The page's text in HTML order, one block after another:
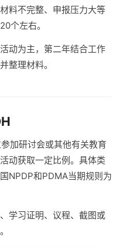
料不完整、申报压力大等
个左右。
动为主，第二年结合工作
整理材料。
加研讨会或其他有关教育
动获取一定比例。具体类
NPDP和PDMA当期规则为
学习证明、议程、截图或